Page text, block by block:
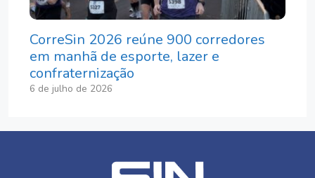
CorreSin 2026 reúne 900 corredores
em manhã de esporte, lazer e
confraternização
6 de julho de 2026